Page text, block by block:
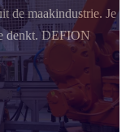
de maakindustrie. Je
denkt. DEFION